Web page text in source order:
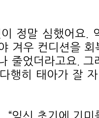
이 정말 심했어요.
겨우 컨디션을 회
줄었더라고요. 그
행히 태아가 잘